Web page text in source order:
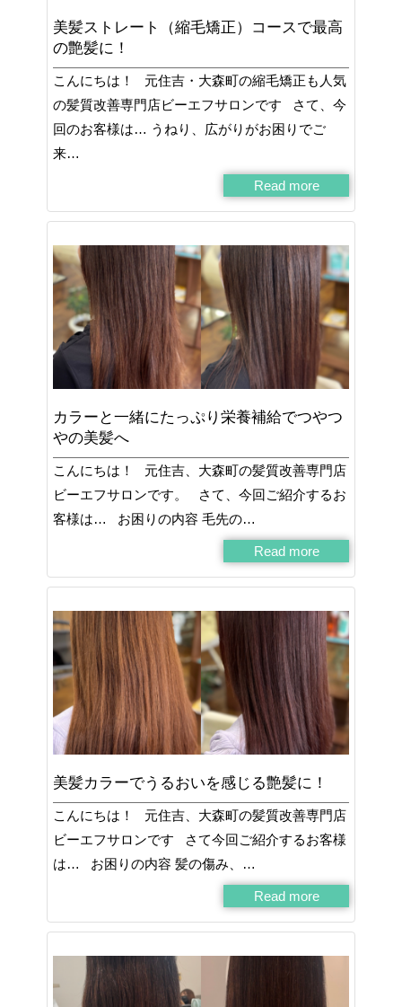
美髪ストレート（縮毛矯正）コースで最高
の艶髪に！
こんにちは！ 元住吉・大森町の縮毛矯正も人気
の髪質改善専門店ビーエフサロンです さて、今
回のお客様は… うねり、広がりがお困りでご
来…
Read more
カラーと一緒にたっぷり栄養補給でつやつ
やの美髪へ
こんにちは！ 元住吉、大森町の髪質改善専門店
ビーエフサロンです。 さて、今回ご紹介するお
客様は… お困りの内容 毛先の…
Read more
美髪カラーでうるおいを感じる艶髪に！
こんにちは！ 元住吉、大森町の髪質改善専門店
ビーエフサロンです さて今回ご紹介するお客様
は… お困りの内容 髪の傷み、…
Read more